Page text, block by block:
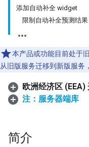
添加自动补全 widget
限制自动补全预测结果
本产品或功能目前处于
从旧版服务迁移到新版服务
欧洲经济区 (EEA)
注：服务器端库
简介